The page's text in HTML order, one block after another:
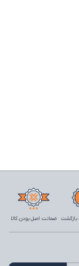
ضمانت اصل بودن کالا